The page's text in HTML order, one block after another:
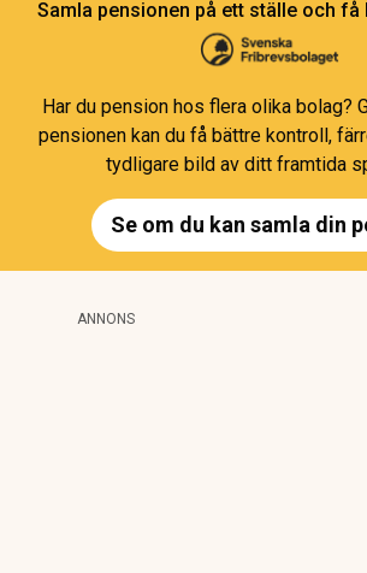
Samla pensionen på ett ställe och
Har du pension hos flera olika bolag?
pensionen kan du få bättre kontroll,
tydligare bild av ditt framtida
Se om du kan samla din
ANNONS